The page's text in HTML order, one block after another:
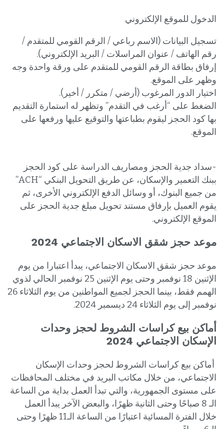
الدخول للموقع الإلكتروني
تسجيل البيانات (الاسم رباعي / الرقم القومي للمتقدم /
رقم الهاتف / عنوان المراسلات / البريد الإلكتروني).
إرفاق بطاقة الرقم القومي للمتقدم على ورقة واحدة وجه
وظهر على الموقع.
اختيار الدور المرغوب (أرضي / متكرر / أخير).
الضغط على “أرغب في التقدم” وتظهر له استمارة التقديم
بها كود الحجز ليقوم بطباعتها والتوقيع عليها ورفعها على
الموقع.
-سداد جدية الحجز ومصاريف الدراسة على كود الحجز
ببنك التعمير والإسكان، عن طريق التحويل البنكي “ACH”
من جميع البنوك، أو وسائل الدفع الإلكتروني الأخرى، ثم
يقوم العميل بإرفاق مستند تحويل مبلغ جدية الحجز على
الموقع الإلكتروني.
موعد حجز شقق الاسكان الاجتماعي 2024
موعد حجز شقق الاسكان الاجتماعي، يبدأ اعتبارا من يوم
الإثنين 18 نوفمبر وحتى يوم الإثنين 25 نوفمبر الحالي لذوي
الهمم فقط، بينما الحجز لجميع المواطنين من يوم الثلاثاء 26
نوفمبر إلى يوم الثلاثاء 24 ديسمبر 2024.
أماكن بيع كراسات الشروط لحجز وحدات
الإسكان الاجتماعي 2024
أماكن بيع كراسات الشروط لحجز وحدات الإسكان
الاجتماعي، من خلال مكاتب البريد في مختلف المحافظات
على مستوى الجمهورية، والتي تبدأ العمل بداية من الساعة
الـ 8 صباحًا وحتى الثانية ظهرًا، والبعض الآخر يبدأ العمل
خلال الفترة المسائية اعتبارًا من الساعة الـ11 ظهرًا وحتى